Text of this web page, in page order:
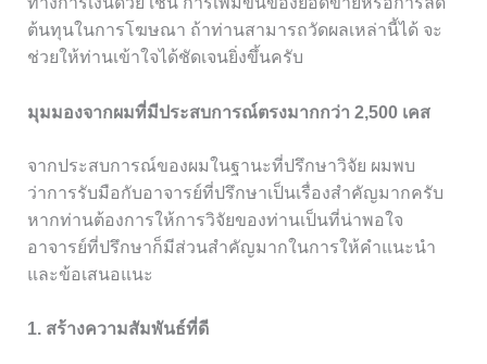
ต้นทุนในการโฆษณา ถ้าท่านสามารถวัดผลเหล่านี้ได้ จะ
ช่วยให้ท่านเข้าใจได้ชัดเจนยิ่งขึ้นครับ
มุมมองจากผมที่มีประสบการณ์ตรงมากกว่า 2,500 เคส
จากประสบการณ์ของผมในฐานะที่ปรึกษาวิจัย ผมพบ
ว่าการรับมือกับอาจารย์ที่ปรึกษาเป็นเรื่องสำคัญมากครับ
หากท่านต้องการให้การวิจัยของท่านเป็นที่น่าพอใจ
อาจารย์ที่ปรึกษาก็มีส่วนสำคัญมากในการให้คำแนะนำ
และข้อเสนอแนะ
1. สร้างความสัมพันธ์ที่ดี